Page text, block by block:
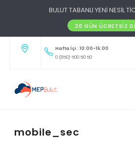
BULUT TABANLI YENİ NESİL
20 GÜN ÜCRETSIZ
Hafta İçi : 10:00-16:00
0 (850) 500 50 50
mobile_sec